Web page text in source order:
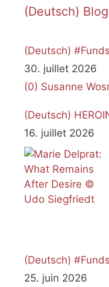
(Deutsch) Blog
(Deutsch)
30. juillet 2026
(0) Susanne
(Deutsch)
16. juillet 2026
(Deutsch)
25. juin 2026